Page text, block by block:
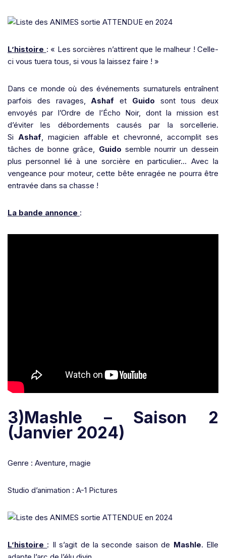
L’histoire : « Les sorcières n’attirent que le malheur ! Celle-
ci vous tuera tous, si vous la laissez faire ! »
Dans ce monde où des événements surnaturels entraînent
parfois des ravages,Ashaf et Guido sont tous deux
envoyés par l’Ordre de l’Écho Noir, dont la mission est
d’éviter les débordements causés par la sorcellerie.
Si Ashaf, magicien affable et chevronné, accomplit ses
tâches de bonne grâce, Guido semble nourrir un dessein
plus personnel lié à une sorcière en particulier… Avec la
vengeance pour moteur, cette bête enragée ne pourra être
entravée dans sa chasse !
La bande annonce :
3)Mashle – Saison 2
(Janvier 2024)
Genre : Aventure, magie
Studio d’animation : A-1 Pictures
L’histoire : Il s’agit de la seconde saison de Mashle. Elle